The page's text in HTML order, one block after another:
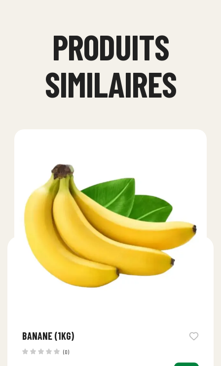
PRODUITS
SIMILAIRES
BANANE (1KG)
(0)